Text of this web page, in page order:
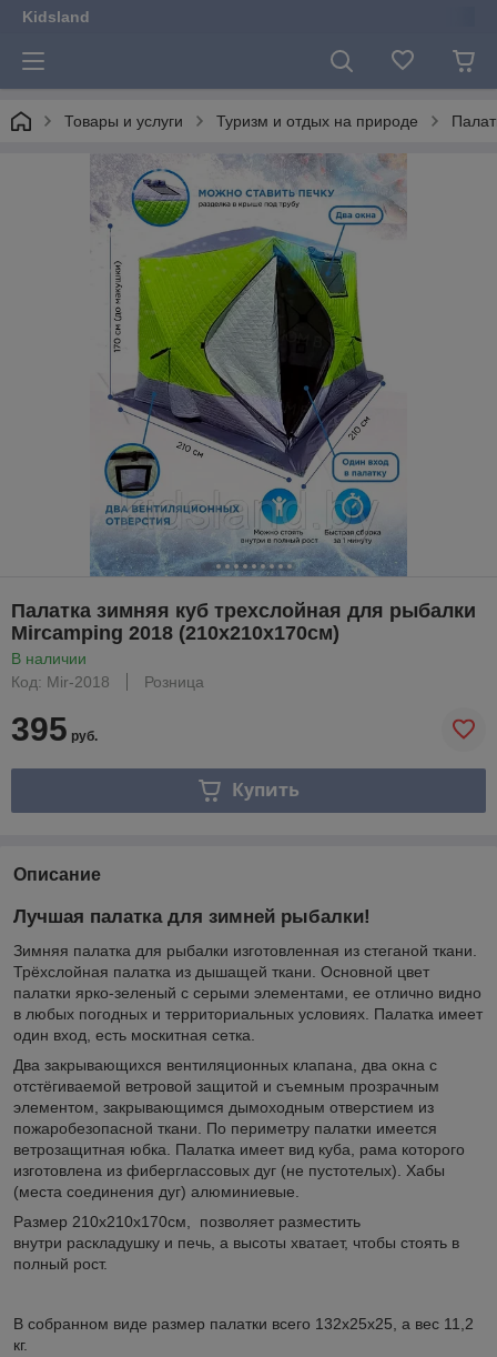
Kidsland
Товары и услуги Туризм и отдых на природе
Палатка зимняя куб трехслойная для рыбалки
Mircamping 2018 (210х210х170см)
В наличии
Код: Mir-2018
Розница
395 руб.
Купить
Описание
Лучшая палатка для зимней рыбалки!
Зимняя палатка для рыбалки изготовленная из стеганой ткани.
Трёхслойная палатка из дышащей ткани. Основной цвет
палатки ярко-зеленый с серыми элементами, ее отлично видно
в любых погодных и территориальных условиях. Палатка имеет
один вход, есть москитная сетка.
Два закрывающихся вентиляционных клапана, два окна с
отстёгиваемой ветровой защитой и съемным прозрачным
элементом, закрывающимся дымоходным отверстием из
пожаробезопасной ткани. По периметру палатки имеется
ветрозащитная юбка. Палатка имеет вид куба, рама которого
изготовлена из фиберглассовых дуг (не пустотелых). Хабы
(места соединения дуг) алюминиевые.
Размер 210х210х170см, позволяет разместить
внутри раскладушку и печь, а высоты хватает, чтобы стоять в
полный рост.
В собранном виде размер палатки всего 132х25х25, а вес 11,2
кг.